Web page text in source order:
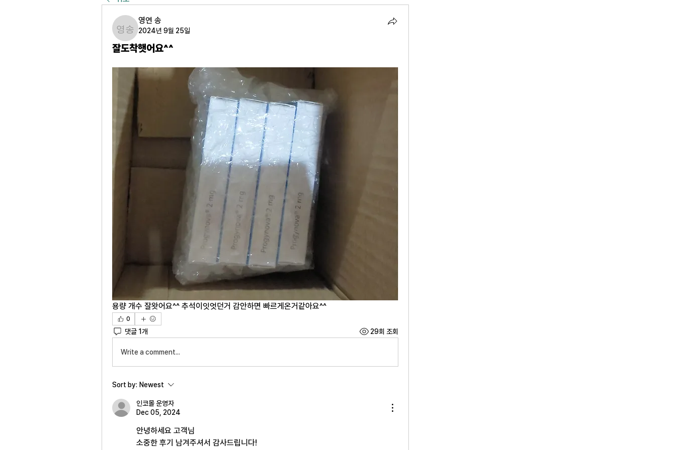
영연 송
영연 송
2024년 9월 25일
잘도착햇어요^^
용량 개수 잘왓어요^^ 추석이잇엇던거 감안하면 빠르게온거같아요^^
0
댓글 1개 29회 조회
Write a comment...
Sort by: Newest
인코몰 운영자
Dec 05, 2024
안녕하세요 고객님
소중한 후기 남겨주셔서 감사드립니다!